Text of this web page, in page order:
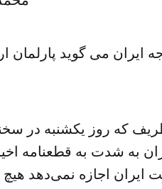
ایران می گوید پارلمان
که روز یکشنبه در
به شدت به قطعنامه اخیر
اجازه نمی‌دهد هیچ